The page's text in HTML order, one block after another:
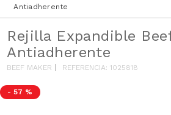
Antiadherente
Rejilla Expandible
Antiadherente
BEEF MAKER REFERENCIA:1025818
- 57 %